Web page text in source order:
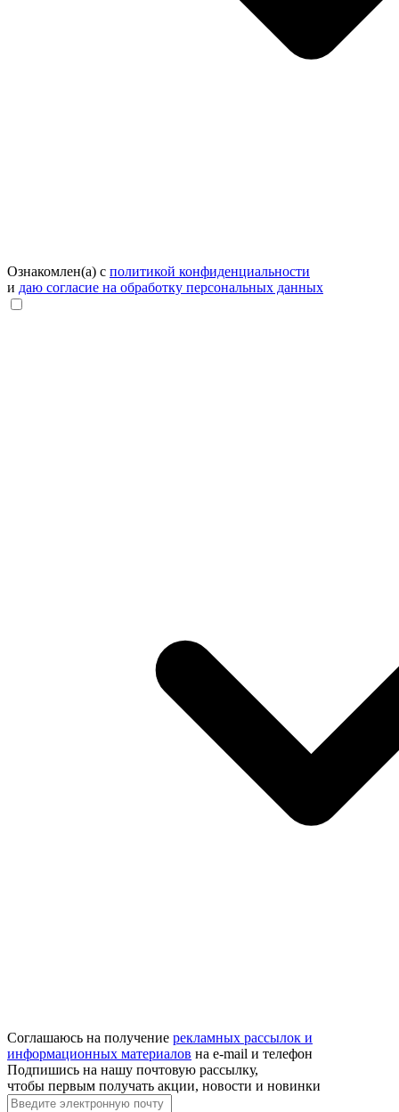
Ознакомлен(а) с политикой конфиденциальности
и даю согласие на обработку персональных данных
Соглашаюсь на получение рекламных рассылок и
информационных материалов на e‑mail и телефон
Подпишись на нашу почтовую рассылку,
чтобы первым получать акции, новости и новинки